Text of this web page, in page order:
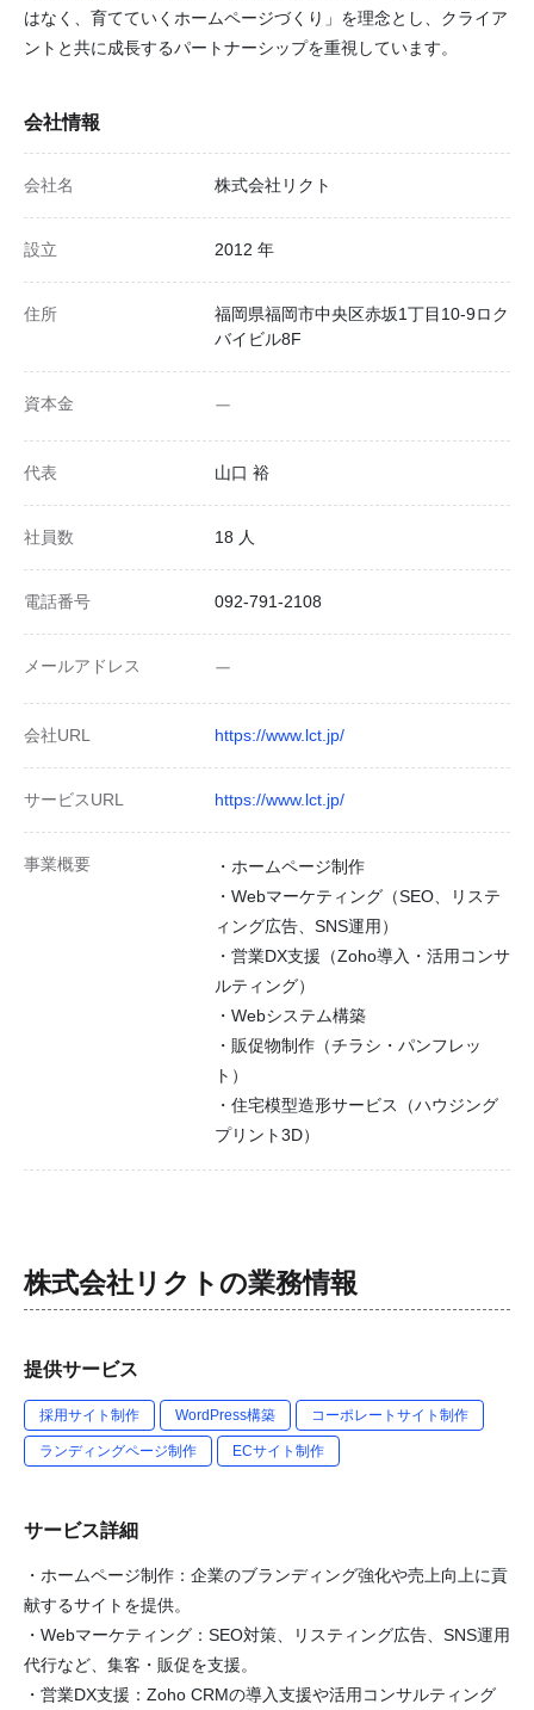
はなく、育てていくホームページづくり」を理念とし、クライア
ントと共に成長するパートナーシップを重視しています。
会社情報
会社名 株式会社リクト
設立 2012 年
住所
福岡県福岡市中央区赤坂1丁目10-9ロク
バイビル8F
資本金 ー
代表 山口 裕
社員数 18 人
電話番号 092-791-2108
メールアドレス ー
会社URL https://www.lct.jp/
サービスURL https://www.lct.jp/
事業概要
・ホームページ制作
・Webマーケティング（SEO、リステ
ィング広告、SNS運用）
・営業DX支援（Zoho導入・活用コンサ
ルティング）
・Webシステム構築
・販促物制作（チラシ・パンフレッ
ト）
・住宅模型造形サービス（ハウジング
プリント3D）
株式会社リクト の業務情報
提供サービス
採用サイト制作 WordPress構築 コーポレートサイト制作
ランディングページ制作 ECサイト制作
サービス詳細
・ホームページ制作：企業のブランディング強化や売上向上に貢
献するサイトを提供。
・Webマーケティング：SEO対策、リスティング広告、SNS運用
代行など、集客・販促を支援。
・営業DX支援：Zoho CRMの導入支援や活用コンサルティング